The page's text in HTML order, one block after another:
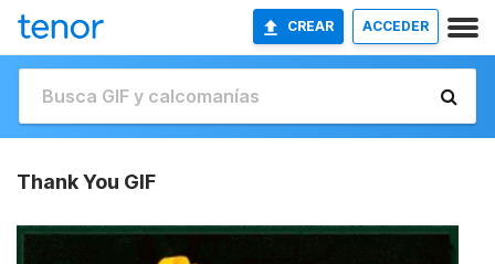
CREAR ACCEDER
Thank You GIF